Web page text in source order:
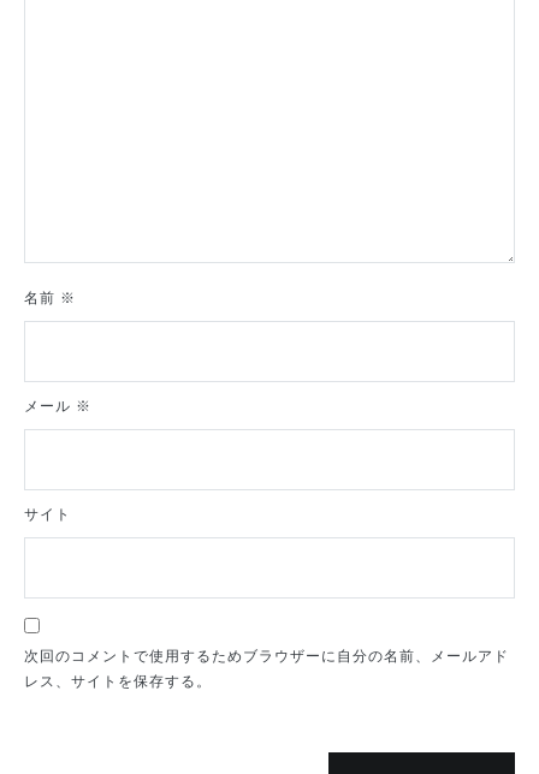
名前 ※
メール ※
サイト
次回のコメントで使用するためブラウザーに自分の名前、メールアド
レス、サイトを保存する。